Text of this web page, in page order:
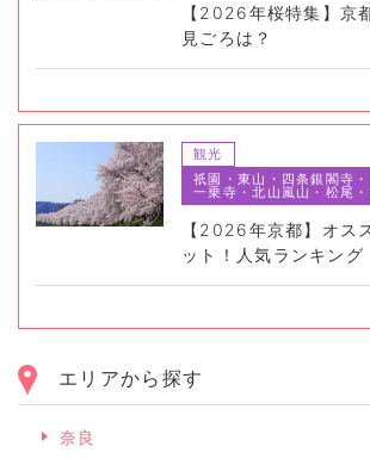
【2026年桜特集】京
見ごろは？
観光
祇園・東山・四条銀閣寺
一乗寺・北山嵐山・松尾
【2026年京都】オス
ット！人気ランキング
エリアから探す
奈良